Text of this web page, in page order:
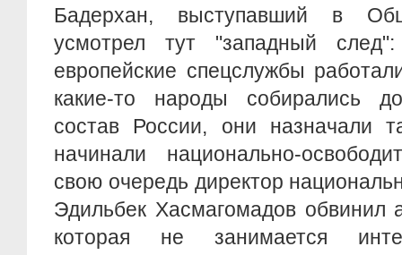
Бадерхан, выступавший в
усмотрел тут "западный
европейские спецслужбы
какие-то народы собирались
состав России, они назначали
начинали национально-
свою очередь директор
Эдильбек Хасмагомадов обвинил
которая не занимается